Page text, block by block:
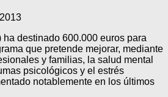
ha destinado 600.000 euros para
que pretende mejorar, mediante
y familias, la salud mental
psicológicos y el estrés
notablemente en los últimos